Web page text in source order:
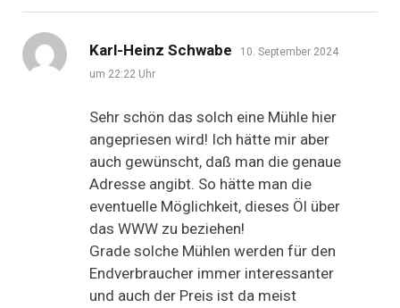
Karl-Heinz Schwabe sagt:
10. September 2024
um 22:22 Uhr
Sehr schön das solch eine Mühle hier
angepriesen wird! Ich hätte mir aber
auch gewünscht, daß man die genaue
Adresse angibt. So hätte man die
eventuelle Möglichkeit, dieses Öl über
das WWW zu beziehen!
Grade solche Mühlen werden für den
Endverbraucher immer interessanter
und auch der Preis ist da meist